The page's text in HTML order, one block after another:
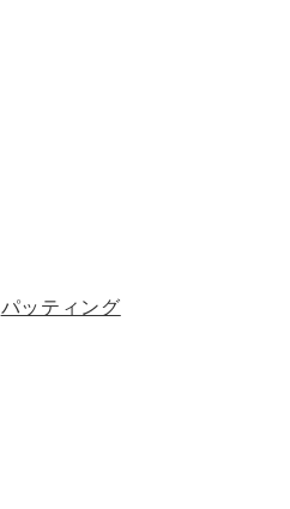
パッティング